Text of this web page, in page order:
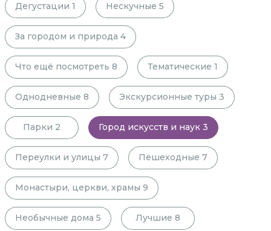
Дегустации 1 Нескучные 5
За городом и природа 4
Что ещё посмотреть 8 Тематические 1
Однодневные 8 Экскурсионные туры 3
Парки 2 Город искусств и наук 3
Переулки и улицы 7 Пешеходные 7
Монастыри, церкви, храмы 9
Необычные дома 5 Лучшие 8